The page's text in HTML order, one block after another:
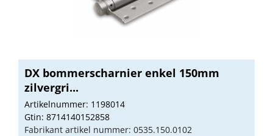
DX bommerscharnier enkel 150mm
zilvergri...
Artikelnummer: 1198014
Gtin: 8714140152858
Fabrikant artikel nummer: 0535.150.0102